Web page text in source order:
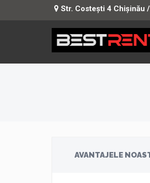
Str. Costești 4 Chișinău
AVANTAJELE